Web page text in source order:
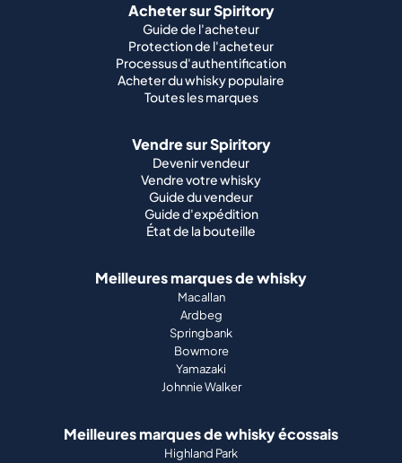
Acheter sur Spiritory
Guide de l'acheteur
Protection de l'acheteur
Processus d'authentification
Acheter du whisky populaire
Toutes les marques
Vendre sur Spiritory
Devenir vendeur
Vendre votre whisky
Guide du vendeur
Guide d'expédition
État de la bouteille
Meilleures marques de whisky
Macallan
Ardbeg
Springbank
Bowmore
Yamazaki
Johnnie Walker
Meilleures marques de whisky écossais
Highland Park